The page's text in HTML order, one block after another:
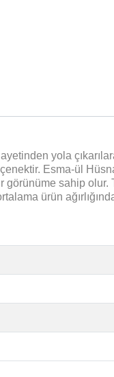
yola
Esma-ül
görünüme sahip
ürün